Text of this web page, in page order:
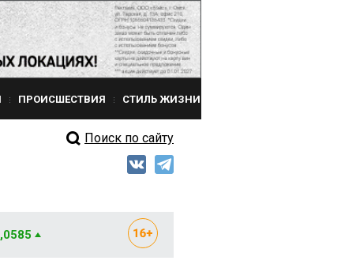
ПРОИСШЕСТВИЯ СТИЛЬ ЖИЗНИ
Поиск по сайту